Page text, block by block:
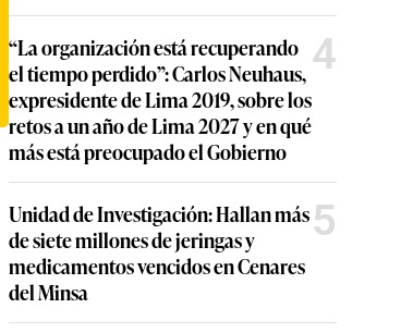
“La organización está recuperando
el tiempo perdido”: Carlos Neuhaus,
expresidente de Lima 2019, sobre los
retos a un año de Lima 2027 y en qué
más está preocupado el Gobierno
4
Unidad de Investigación: Hallan más
de siete millones de jeringas y
medicamentos vencidos en Cenares
del Minsa
5